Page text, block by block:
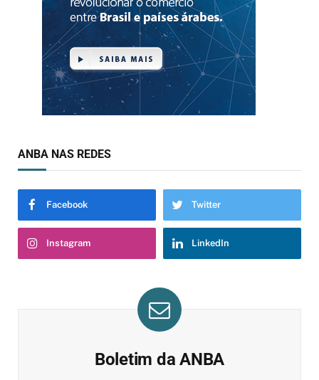
ANBA NAS REDES
Facebook Twitter
Instagram LinkedIn
Boletim da ANBA